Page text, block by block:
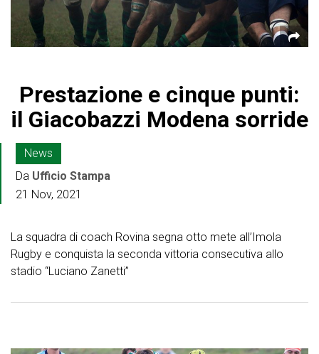
Prestazione e cinque punti:
il Giacobazzi Modena sorride
News
Da Ufficio Stampa
21 Nov, 2021
La squadra di coach Rovina segna otto mete all’Imola
Rugby e conquista la seconda vittoria consecutiva allo
stadio “Luciano Zanetti”